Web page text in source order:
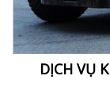
DỊCH VỤ